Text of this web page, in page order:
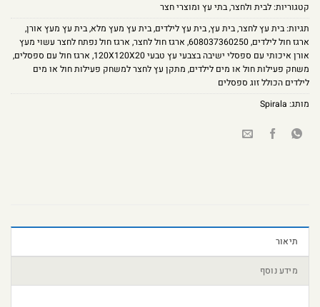
קטגוריות:לבית ולחצר,בתי עץ ומוצרי חצר
תגיות:בית עץ לחצר,בית עץ,בית עץ לילדים,בית עץ מעץ מלא,בית עץ מעץ אורן,
ארגז חול לילדים,
608037360250
, ארגז חול לחצר, ארגז חול נפתח לחצר עשוי מעץ
אורן איכותי עם ספסלי ישיבה בצבעי עץ טבעי 120X120X20
, ארגז חול עם ספסלים,
משחק פעילות חול או מים לילדים, מתקן עץ לחצר למשחק פעילות חול או מים
לילדים הכולל זוג ספסלים
מותג: Spirala
תיאור
מידע נוסף